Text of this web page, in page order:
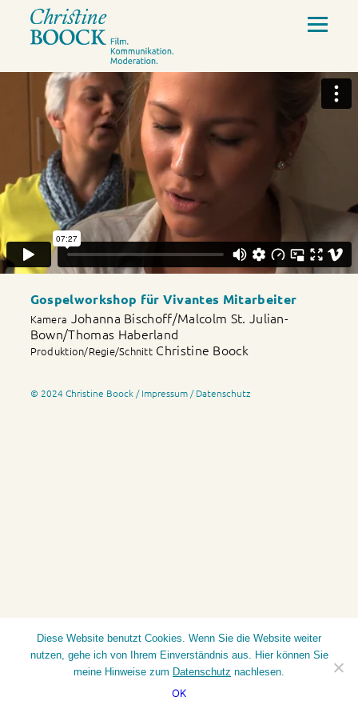
Gospelworkshop für Vivantes Mitarbeiter
Kamera Johanna Bischoff/Malcolm St. Julian-
Bown/Thomas Haberland
Produktion/Regie/SchnittChristine Boock
© 2024 Christine Boock /Impressum/Datenschutz
Diese Website benutzt Cookies. Wenn Sie die Website weiter
nutzen, gehe ich von Ihrem Einverständnis aus. Hier können Sie
meine Hinweise zum Datenschutz nachlesen.
OK